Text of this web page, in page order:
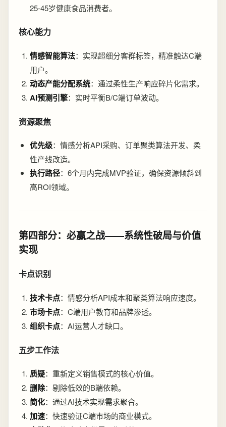
25-45岁健康食品消费者。
核心能力
情感智能算法：实现超细分客群标签，精准触达C端
用户。
动态产能分配系统：通过柔性生产响应碎片化需求。
AI预测引擎：实时平衡B/C端订单波动。
资源聚焦
优先级：情感分析API采购、订单聚类算法开发、柔
性产线改造。
执行路径：6个月内完成MVP验证，确保资源倾斜到
高ROI领域。
第四部分：必赢之战——系统性破局与价值
实现
卡点识别
技术卡点：情感分析API成本和聚类算法响应速度。
市场卡点：C端用户教育和品牌渗透。
组织卡点：AI运营人才缺口。
五步工作法
质疑：重新定义销售模式的核心价值。
删除：剔除低效的B端依赖。
简化：通过AI技术实现需求聚合。
加速：快速验证C端市场的商业模式。